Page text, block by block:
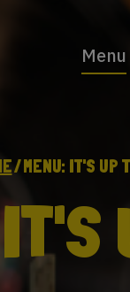
Menu
MENU: IT'S UP